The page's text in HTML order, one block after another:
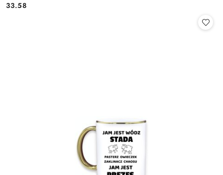
Cena:
33.58